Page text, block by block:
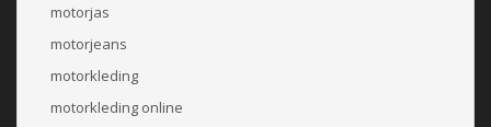
motorjas
motorjeans
motorkleding
motorkleding online